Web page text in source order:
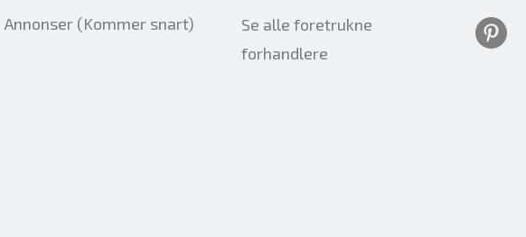
Annonser (Kommer snart)
Se alle foretrukne
forhandlere